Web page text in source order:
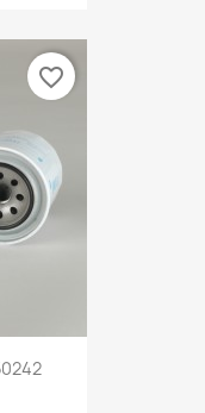
favorite_border